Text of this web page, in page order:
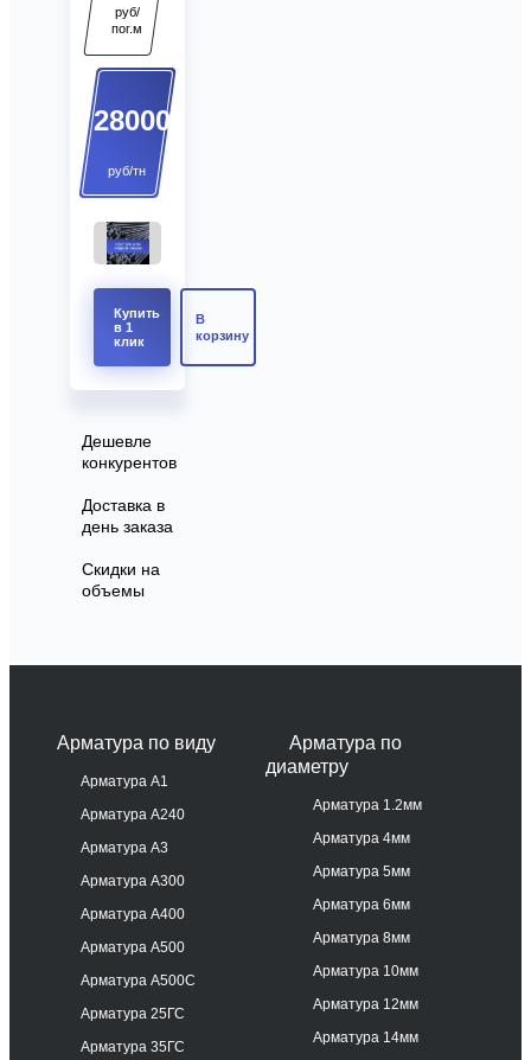
руб/
пог.м
28000
руб/тн
Купить
в 1
клик
В
корзину
Дешевле
конкурентов
Доставка в
день заказа
Скидки на
объемы
Арматура по виду
Арматура А1
Арматура А240
Арматура А3
Арматура А300
Арматура А400
Арматура А500
Арматура А500С
Арматура 25ГС
Арматура 35ГС
Арматура по
диаметру
Арматура 1.2мм
Арматура 4мм
Арматура 5мм
Арматура 6мм
Арматура 8мм
Арматура 10мм
Арматура 12мм
Арматура 14мм